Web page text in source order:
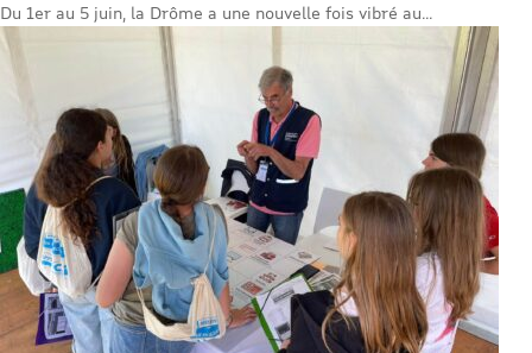
Du 1er au 5 juin, la Drôme a une nouvelle fois vibré au...